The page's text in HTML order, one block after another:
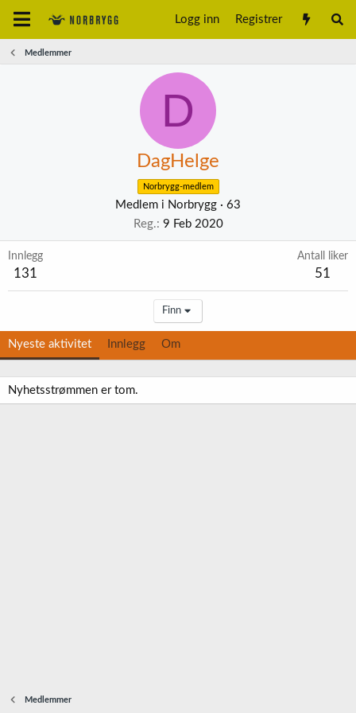
Logg inn Registrer
Medlemmer
D
DagHelge
Norbrygg-medlem
Medlem i Norbrygg · 63
Reg. 9 Feb 2020
Innlegg
131
Antall liker
51
Finn
Nyeste aktivitet Innlegg Om
Nyhetsstrømmen er tom.
Medlemmer